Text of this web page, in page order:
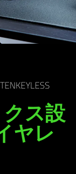
ス設
ヤレ